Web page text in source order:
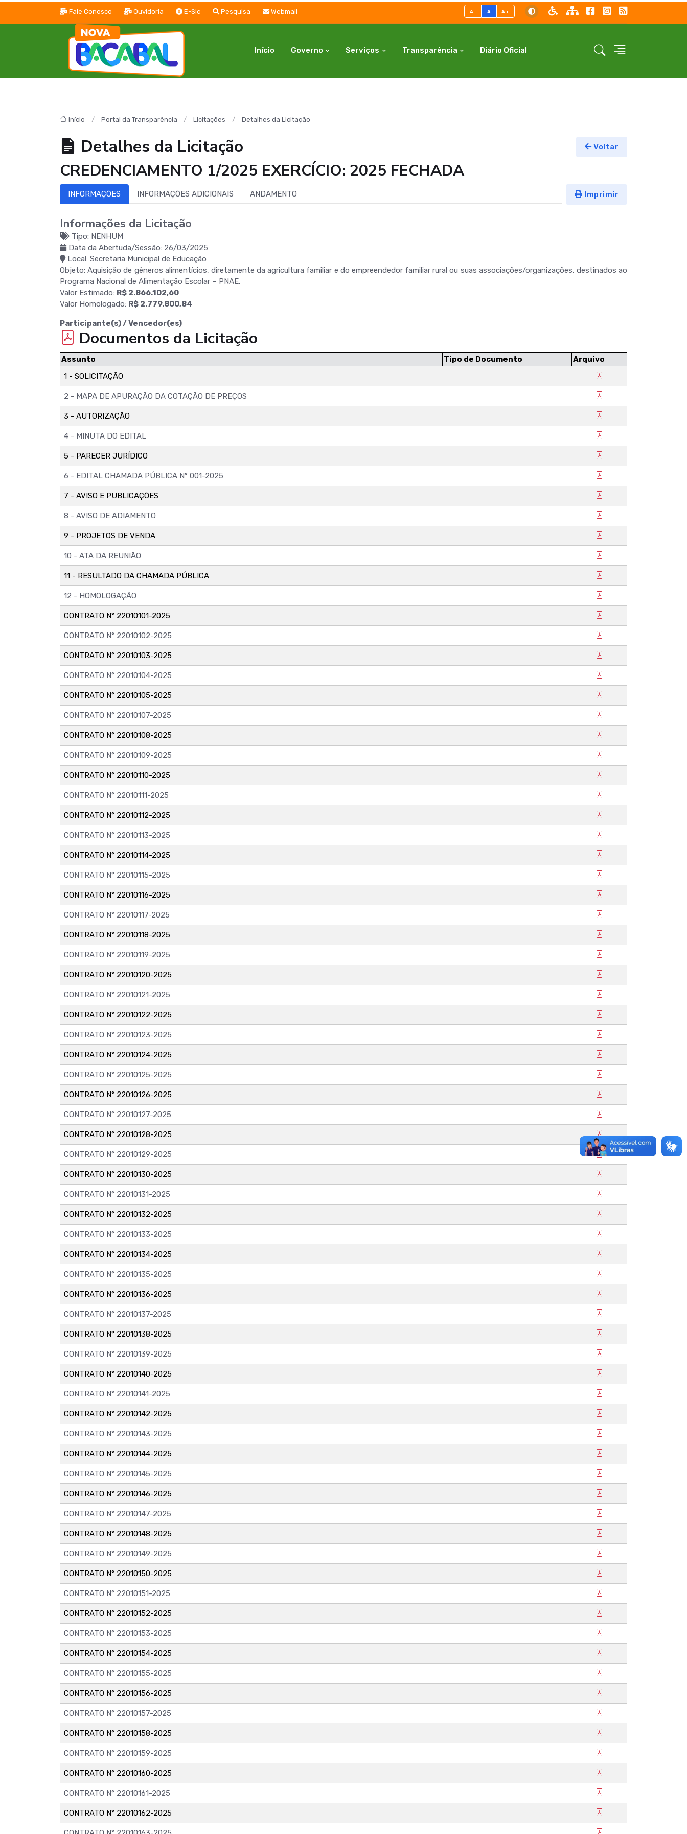
Fale Conosco Ouvidoria E-Sic Pesquisa Webmail A- A A+
Início Governo Serviços Transparência Diário Oficial
Início Portal da Transparência Licitações Detalhes da Licitação
Voltar
Detalhes da Licitação
CREDENCIAMENTO 1/2025 EXERCÍCIO: 2025 FECHADA
Imprimir
INFORMAÇÕES INFORMAÇÕES ADICIONAIS ANDAMENTO
Informações da Licitação
Tipo: NENHUM
Data da Abertuda/Sessão: 26/03/2025
Local: Secretaria Municipal de Educação
Objeto: Aquisição de gêneros alimentícios, diretamente da agricultura familiar e do empreendedor familiar rural ou suas associações/organizações, destinados ao
Programa Nacional de Alimentação Escolar – PNAE.
Valor Estimado: R$ 2.866.102,60
Valor Homologado: R$ 2.779.800,84
Participante(s) / Vencedor(es)
Documentos da Licitação
Assunto Tipo de Documento
Arquivo
1 - SOLICITAÇÃO
2 - MAPA DE APURAÇÃO DA COTAÇÃO DE PREÇOS
3 - AUTORIZAÇÃO
4 - MINUTA DO EDITAL
5 - PARECER JURÍDICO
6 - EDITAL CHAMADA PÚBLICA N° 001-2025
7 - AVISO E PUBLICAÇÕES
8 - AVISO DE ADIAMENTO
9 - PROJETOS DE VENDA
10 - ATA DA REUNIÃO
11 - RESULTADO DA CHAMADA PÚBLICA
12 - HOMOLOGAÇÃO
CONTRATO N° 22010101-2025
CONTRATO N° 22010102-2025
CONTRATO N° 22010103-2025
CONTRATO N° 22010104-2025
CONTRATO N° 22010105-2025
CONTRATO N° 22010107-2025
CONTRATO N° 22010108-2025
CONTRATO N° 22010109-2025
CONTRATO N° 22010110-2025
CONTRATO N° 22010111-2025
CONTRATO N° 22010112-2025
CONTRATO N° 22010113-2025
CONTRATO N° 22010114-2025
CONTRATO N° 22010115-2025
CONTRATO N° 22010116-2025
CONTRATO N° 22010117-2025
CONTRATO N° 22010118-2025
CONTRATO N° 22010119-2025
CONTRATO N° 22010120-2025
CONTRATO N° 22010121-2025
CONTRATO N° 22010122-2025
CONTRATO N° 22010123-2025
CONTRATO N° 22010124-2025
CONTRATO N° 22010125-2025
CONTRATO N° 22010126-2025
CONTRATO N° 22010127-2025
CONTRATO N° 22010128-2025
CONTRATO N° 22010129-2025
CONTRATO N° 22010130-2025
CONTRATO N° 22010131-2025
CONTRATO N° 22010132-2025
CONTRATO N° 22010133-2025
CONTRATO N° 22010134-2025
CONTRATO N° 22010135-2025
CONTRATO N° 22010136-2025
CONTRATO N° 22010137-2025
CONTRATO N° 22010138-2025
CONTRATO N° 22010139-2025
CONTRATO N° 22010140-2025
CONTRATO N° 22010141-2025
CONTRATO N° 22010142-2025
CONTRATO N° 22010143-2025
CONTRATO N° 22010144-2025
CONTRATO N° 22010145-2025
CONTRATO N° 22010146-2025
CONTRATO N° 22010147-2025
CONTRATO N° 22010148-2025
CONTRATO N° 22010149-2025
CONTRATO N° 22010150-2025
CONTRATO N° 22010151-2025
CONTRATO N° 22010152-2025
CONTRATO N° 22010153-2025
CONTRATO N° 22010154-2025
CONTRATO N° 22010155-2025
CONTRATO N° 22010156-2025
CONTRATO N° 22010157-2025
CONTRATO N° 22010158-2025
CONTRATO N° 22010159-2025
CONTRATO N° 22010160-2025
CONTRATO N° 22010161-2025
CONTRATO N° 22010162-2025